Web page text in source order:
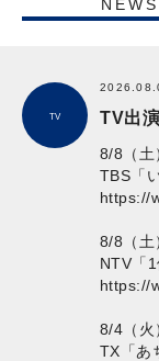
NEWS
TV TV出
8/8（土
TBS「
https://
8/8（土
NTV「
https://
8/4（火
TX「あ